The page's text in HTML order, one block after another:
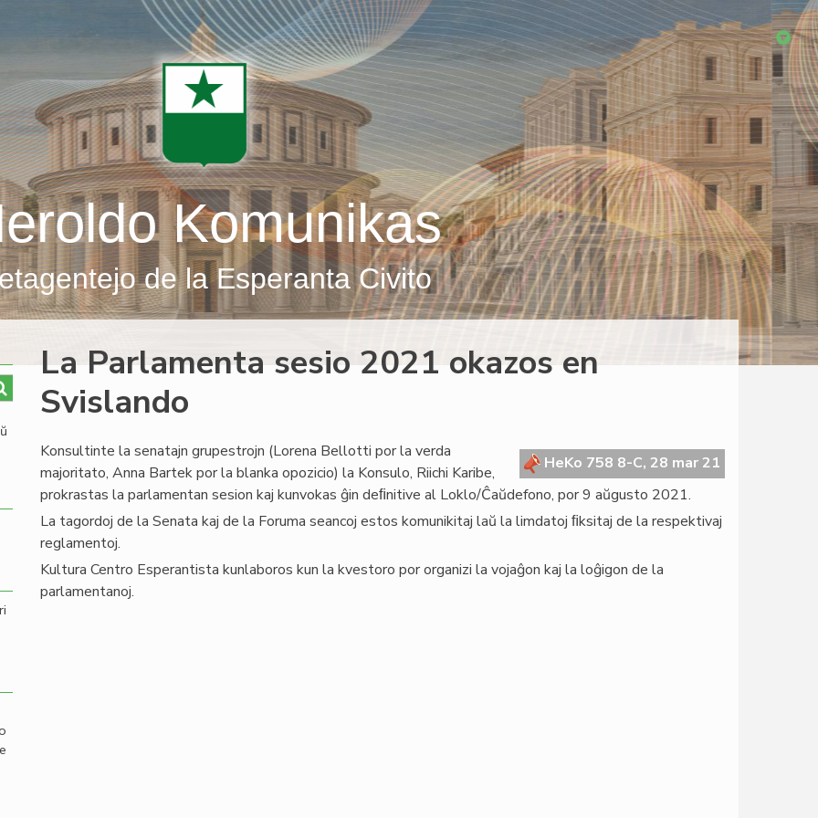
Komunikas
de la Esperanta Civito
La Parlamenta sesio 2021 okazos en
Svislando
HeKo 758 8-C, 28 mar 21
Konsultinte la senatajn grupestrojn (Lorena Bellotti por la verda
majoritato, Anna Bartek por la blanka opozicio) la Konsulo, Riichi Karibe,
prokrastas la parlamentan sesion kaj kunvokas ĝin deﬁnitive al Loklo/Ĉaŭdefono, por 9 aŭgusto 2021.
La tagordoj de la Senata kaj de la Foruma seancoj estos komunikitaj laŭ la limdatoj ﬁksitaj de la respektivaj
reglamentoj.
Kultura Centro Esperantista kunlaboros kun la kvestoro por organizi la vojaĝon kaj la loĝigon de la
parlamentanoj.